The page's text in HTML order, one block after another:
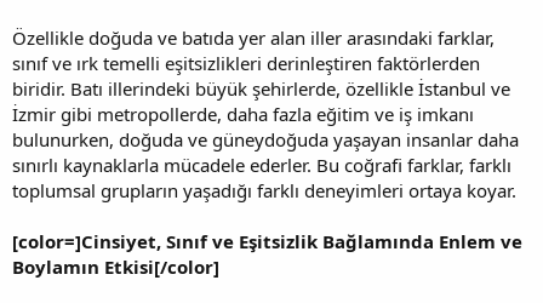
Özellikle doğuda ve batıda yer alan iller arasındaki farklar,
sınıf ve ırk temelli eşitsizlikleri derinleştiren faktörlerden
biridir. Batı illerindeki büyük şehirlerde, özellikle İstanbul ve
İzmir gibi metropollerde, daha fazla eğitim ve iş imkanı
bulunurken, doğuda ve güneydoğuda yaşayan insanlar daha
sınırlı kaynaklarla mücadele ederler. Bu coğrafi farklar, farklı
toplumsal grupların yaşadığı farklı deneyimleri ortaya koyar.
[color=]Cinsiyet, Sınıf ve Eşitsizlik Bağlamında Enlem ve
Boylamın Etkisi[/color]